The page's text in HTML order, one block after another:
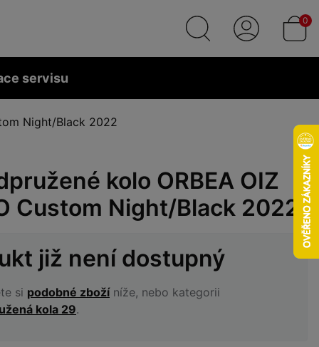
0
servisu
Night/Black 2022
kolo ORBEA OIZ
Custom Night/Black 2022
již není dostupný
si podobné zbožíníže, nebo kategorii
kola 29.